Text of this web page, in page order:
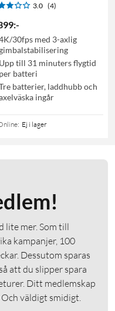
3.0 (4)
:-
30fps med 3-axlig
Upp till 31 minuters flygtid
per batteri
batterier, laddhubb och
ingår
: Ej i lager
lite mer. Som till
kampanjer, 100
Dessutom sparas
att du slipper spara
Ditt medlemskap
väldigt smidigt.